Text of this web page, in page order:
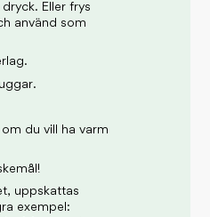
Eller frys
använd som
du vill ha varm
uppskattas
exempel: